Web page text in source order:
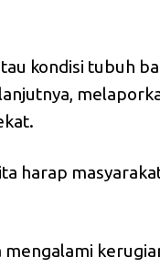
kondisi tubuh
harap
mengalami